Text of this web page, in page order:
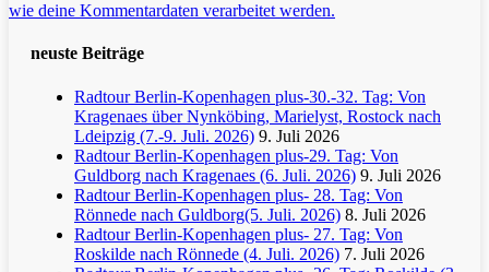
wie deine Kommentardaten verarbeitet werden.
neuste Beiträge
Radtour Berlin-Kopenhagen plus-30.-32. Tag: Von
Kragenaes über Nynköbing, Marielyst, Rostock nach
Ldeipzig (7.-9. Juli. 2026) 9. Juli 2026
Radtour Berlin-Kopenhagen plus-29. Tag: Von
Guldborg nach Kragenaes (6. Juli. 2026) 9. Juli 2026
Radtour Berlin-Kopenhagen plus- 28. Tag: Von
Rönnede nach Guldborg(5. Juli. 2026) 8. Juli 2026
Radtour Berlin-Kopenhagen plus- 27. Tag: Von
Roskilde nach Rönnede (4. Juli. 2026) 7. Juli 2026